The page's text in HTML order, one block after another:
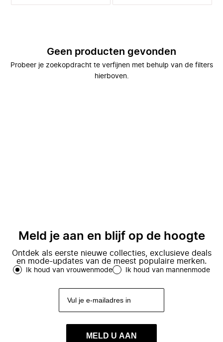
Geen producten gevonden
Probeer je zoekopdracht te verfijnen met behulp van de filters
hierboven.
Meld je aan en blijf op de hoogte
Ontdek als eerste nieuwe collecties, exclusieve deals
en mode-updates van de meest populaire merken.
Ik houd van vrouwenmode Ik houd van mannenmode
MELD U AAN